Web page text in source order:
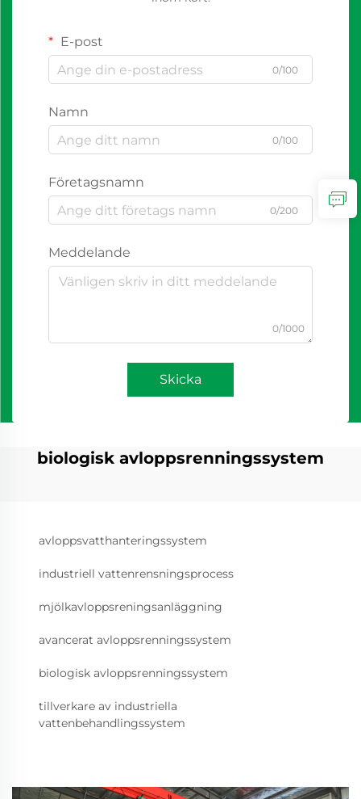
E-post
0/100
Namn
0/100
Företagsnamn
0/200
Meddelande
0/1000
Skicka
biologisk avloppsrenningssystem
avloppsvatthanteringssystem
industriell vattenrensningsprocess
mjölkavloppsreningsanläggning
avancerat avloppsrenningssystem
biologisk avloppsrenningssystem
tillverkare av industriella
vattenbehandlingssystem